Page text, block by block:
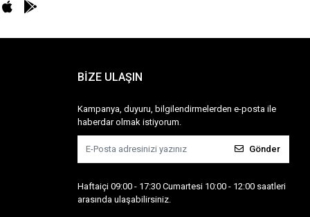
BİZE ULAŞIN
Kampanya, duyuru, bilgilendirmelerden e-posta ile
haberdar olmak istiyorum.
Gönder
Haftaiçi 09:00 - 17:30 Cumartesi 10:00 - 12:00 saatleri
arasında ulaşabilirsiniz.